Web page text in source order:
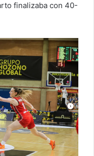
finalizaba con 40-